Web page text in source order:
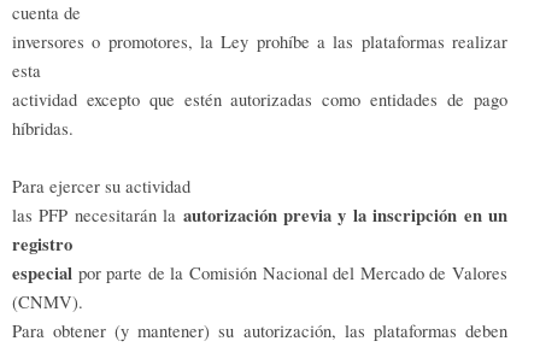
cuenta de
inversores o promotores, la Ley prohíbe a las plataformas realizar
esta
actividad excepto que estén autorizadas como entidades de pago
híbridas.
Para ejercer su actividad
las PFP necesitarán la autorización previa y la inscripción en un
registro
especial por parte de la Comisión Nacional del Mercado de Valores
(CNMV).
Para obtener (y mantener) su autorización, las plataformas deben